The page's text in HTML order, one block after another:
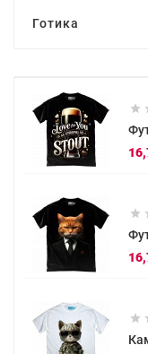
Готика


